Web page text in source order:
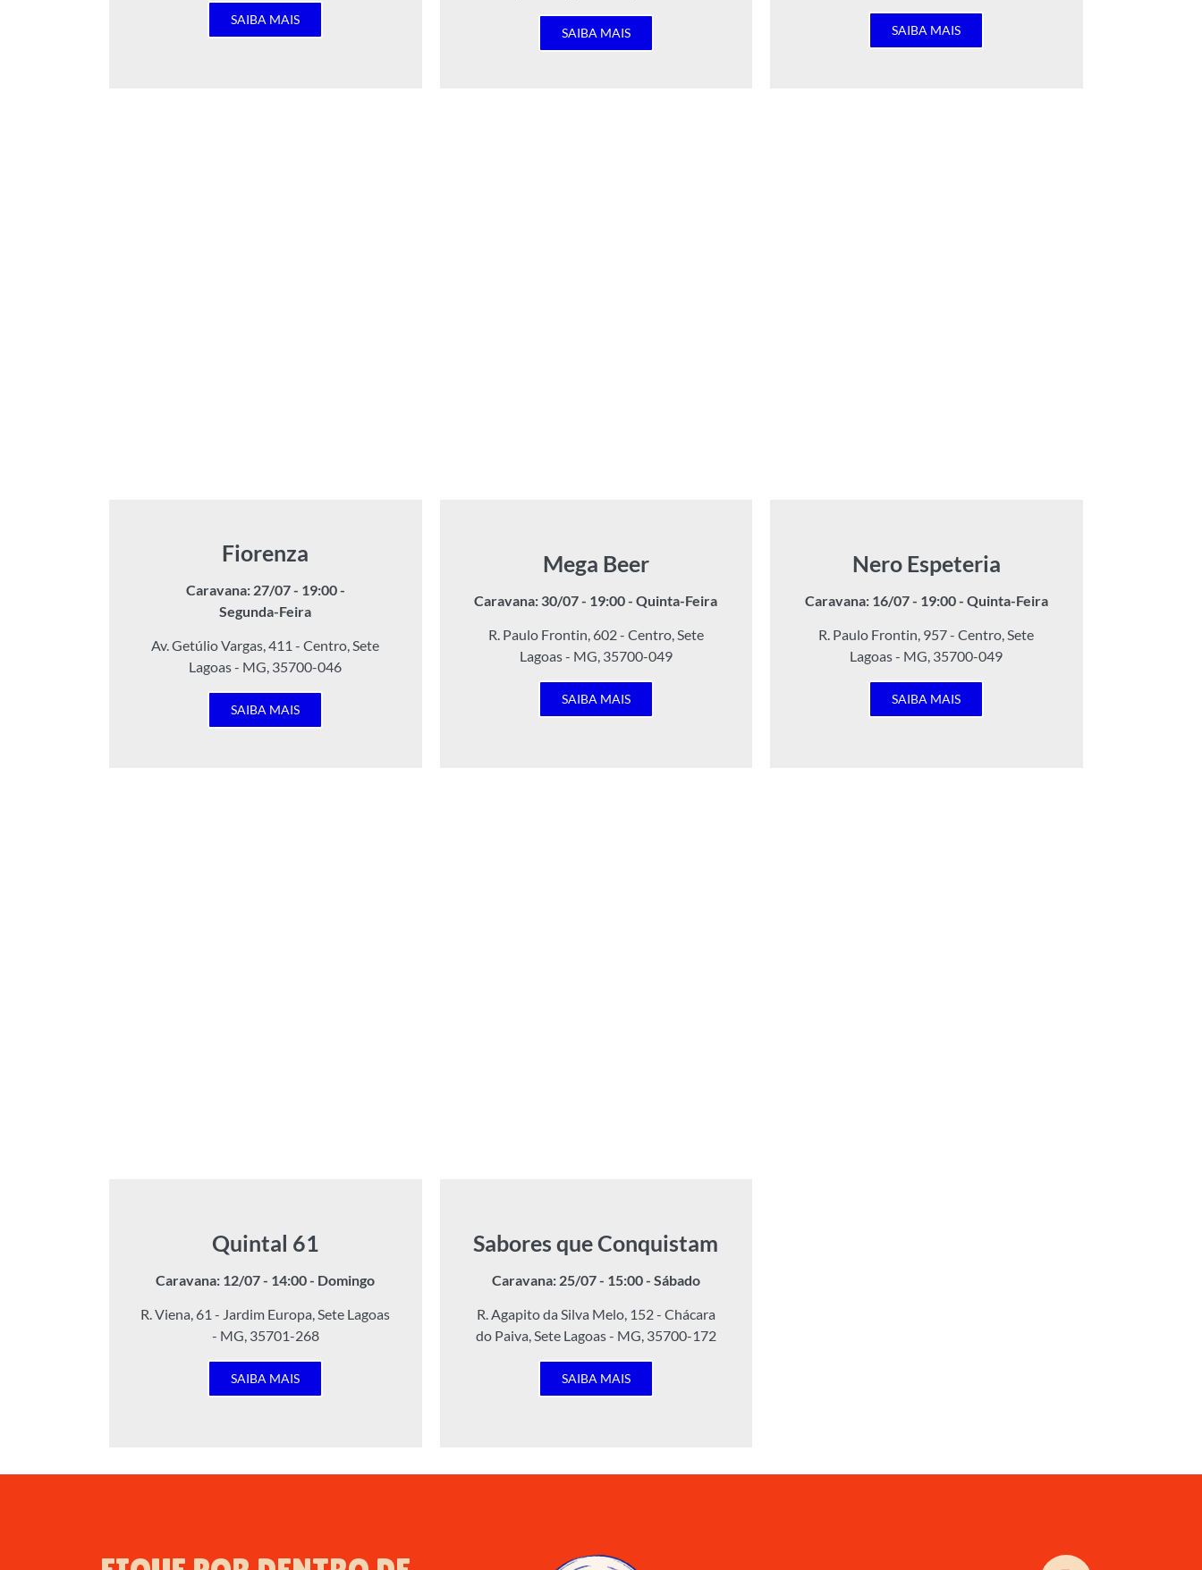
SAIBA MAIS
SAIBA MAIS SAIBA MAIS
Fiorenza
Caravana: 27/07 - 19:00 -
Segunda-Feira
Av. Getúlio Vargas, 411 - Centro, Sete
Lagoas - MG, 35700-046
SAIBA MAIS
Mega Beer
Caravana: 30/07 - 19:00 - Quinta-Feira
R. Paulo Frontin, 602 - Centro, Sete
Lagoas - MG, 35700-049
SAIBA MAIS
Nero Espeteria
Caravana: 16/07 - 19:00 - Quinta-Feira
R. Paulo Frontin, 957 - Centro, Sete
Lagoas - MG, 35700-049
SAIBA MAIS
Quintal 61
Caravana: 12/07 - 14:00 - Domingo
R. Viena, 61 - Jardim Europa, Sete Lagoas
- MG, 35701-268
SAIBA MAIS
Sabores que Conquistam
Caravana: 25/07 - 15:00 - Sábado
R. Agapito da Silva Melo, 152 - Chácara
do Paiva, Sete Lagoas - MG, 35700-172
SAIBA MAIS